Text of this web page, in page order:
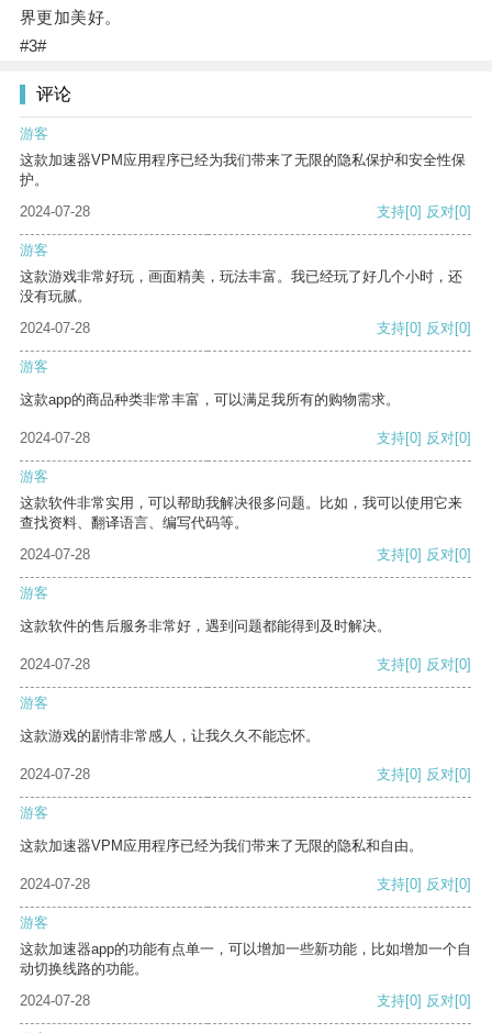
界更加美好。
#3#
评论
游客
这款加速器VPM应用程序已经为我们带来了无限的隐私保护和安全性保
护。
2024-07-28
支持[0] 反对[0]
游客
这款游戏非常好玩，画面精美，玩法丰富。我已经玩了好几个小时，还
没有玩腻。
2024-07-28
支持[0] 反对[0]
游客
这款app的商品种类非常丰富，可以满足我所有的购物需求。
2024-07-28 支持[0] 反对[0]
游客
这款软件非常实用，可以帮助我解决很多问题。比如，我可以使用它来
查找资料、翻译语言、编写代码等。
2024-07-28
支持[0] 反对[0]
游客
这款软件的售后服务非常好，遇到问题都能得到及时解决。
2024-07-28 支持[0] 反对[0]
游客
这款游戏的剧情非常感人，让我久久不能忘怀。
2024-07-28 支持[0] 反对[0]
游客
这款加速器VPM应用程序已经为我们带来了无限的隐私和自由。
2024-07-28 支持[0] 反对[0]
游客
这款加速器app的功能有点单一，可以增加一些新功能，比如增加一个自
动切换线路的功能。
2024-07-28
支持[0] 反对[0]